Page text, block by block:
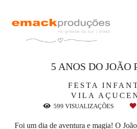
FESTA
VILA
5 ANOS DO JOÃO
599 VISUALIZAÇÕES
Foi um dia de aventura e magia! O